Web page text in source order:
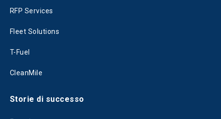
RFP Services
Fleet Solutions
T-Fuel
CleanMile
Storie di successo